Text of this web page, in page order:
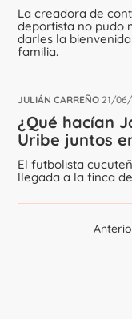
La creadora de
deportista no pudo
darles la
familia.
JULIÁN CARREÑO 21/
¿Qué hacían
Uribe juntos
El futbolista
llegada a la finca